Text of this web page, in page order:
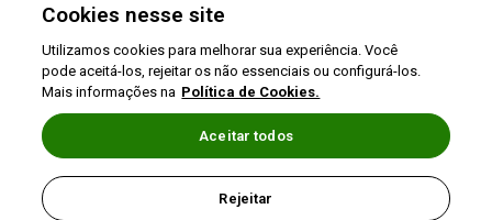
Política de Privacidade
©2026 Nestlé Nutrition & Health
Cookies nesse site
Utilizamos cookies para melhorar sua experiência. Você
pode aceitá-los, rejeitar os não essenciais ou configurá-los.
Mais informações na Política de Cookies.
Rejeitar
Aceitar todos